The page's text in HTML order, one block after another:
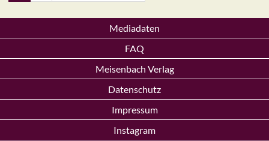
Mediadaten
FAQ
Meisenbach Verlag
Datenschutz
Impressum
Instagram